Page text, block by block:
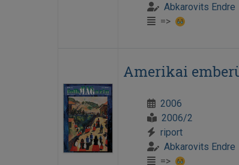
Abkarovits Endre
=>
Amerikai
2006
2006/2
riport
Abkarovits Endre
=>